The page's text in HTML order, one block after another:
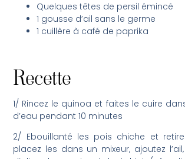
Quelques têtes de persil émincé
1 gousse d’ail sans le germe
1 cuillère à café de paprika
Recette
1/ Rincez le quinoa et faites le cuire
d’eau pendant 10 minutes
2/ Ebouillanté les pois chiche et
placez les dans un mixeur, ajoutez